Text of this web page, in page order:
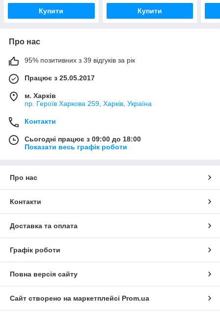
Купити Купити
Про нас
95% позитивних з 39 відгуків за рік
Працює з 25.05.2017
м. Харків
пр. Героїв Харкова 259, Харків, Україна
Контакти
Сьогодні працює з 09:00 до 18:00
Показати весь графік роботи
Про нас
Контакти
Доставка та оплата
Графік роботи
Повна версія сайту
Сайт створено на маркетплейсі Prom.ua